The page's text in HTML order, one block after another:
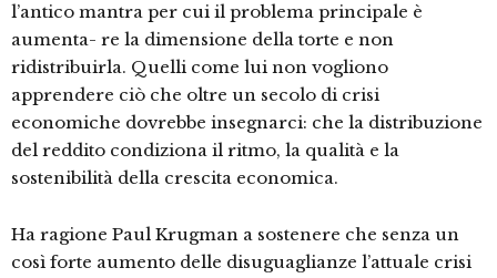
l’antico mantra per cui il problema principale è
aumenta- re la dimensione della torte e non
ridistribuirla. Quelli come lui non vogliono
apprendere ciò che oltre un secolo di crisi
economiche dovrebbe insegnarci: che la distribuzione
del reddito condiziona il ritmo, la qualità e la
sostenibilità della crescita economica.
Ha ragione Paul Krugman a sostenere che senza un
così forte aumento delle disuguaglianze l’attuale crisi